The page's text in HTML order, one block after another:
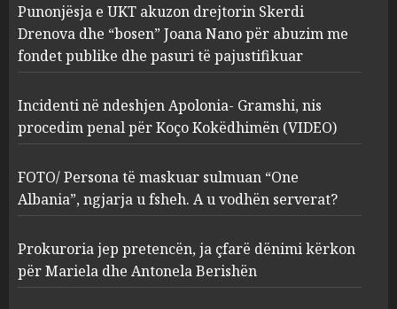
2
Apolonia- Gramshi, nis
procedim penal për Koço
Kokëdhimën (VIDEO)
MARCH 27, 2025
3
FOTO/ Persona të maskuar
sulmuan “One Albania”,
ngjarja u fsheh. A u vodhën
serverat?
MARCH 25, 2025
Prokuroria jep pretencën, ja
çfarë dënimi kërkon për
Punonjësja e UKT akuzon drejtorin Skerdi
Drenova dhe “bosen” Joana Nano për abuzim me
fondet publike dhe pasuri të pajustifikuar
Incidenti në ndeshjen Apolonia- Gramshi, nis
procedim penal për Koço Kokëdhimën (VIDEO)
FOTO/ Persona të maskuar sulmuan “One
Albania”, ngjarja u fsheh. A u vodhën serverat?
Prokuroria jep pretencën, ja çfarë dënimi kërkon
për Mariela dhe Antonela Berishën